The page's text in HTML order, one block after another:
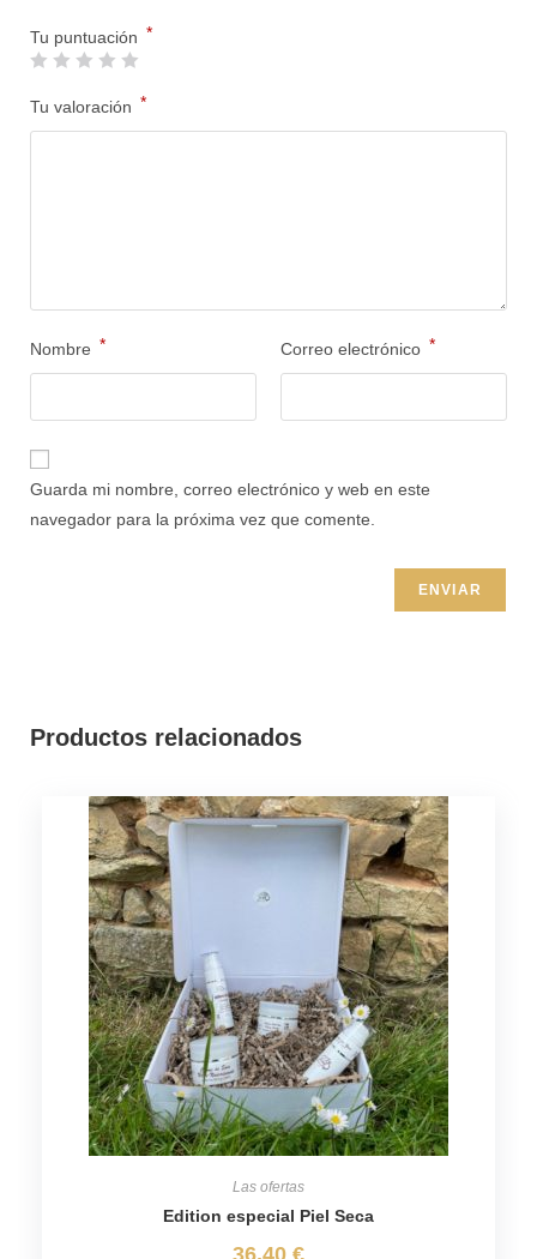
Tu puntuación *
Tu valoración *
Nombre * Correo electrónico *
Guarda mi nombre, correo electrónico y web en este
navegador para la próxima vez que comente.
Productos relacionados
Las ofertas
Edition especial Piel Seca
36,40 €